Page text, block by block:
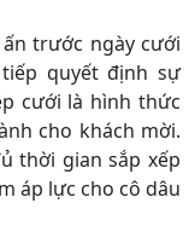
trước ngày cưới
quyết định sự
cưới là hình thức
cho khách mời.
thời gian sắp xếp
áp lực cho cô dâu